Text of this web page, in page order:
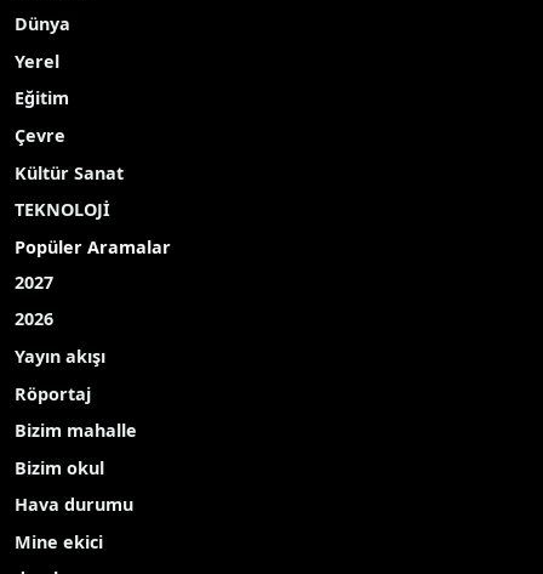
Dünya
Yerel
Eğitim
Çevre
Kültür Sanat
TEKNOLOJİ
Popüler Aramalar
2027
2026
Yayın akışı
Röportaj
Bizim mahalle
Bizim okul
Hava durumu
Mine ekici